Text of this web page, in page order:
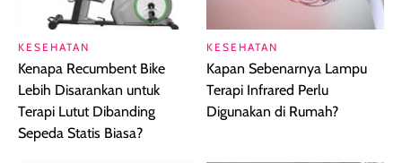
KESEHATAN
Kenapa Recumbent Bike
Lebih Disarankan untuk
Terapi Lutut Dibanding
Sepeda Statis Biasa?
KESEHATAN
Kapan Sebenarnya Lampu
Terapi Infrared Perlu
Digunakan di Rumah?